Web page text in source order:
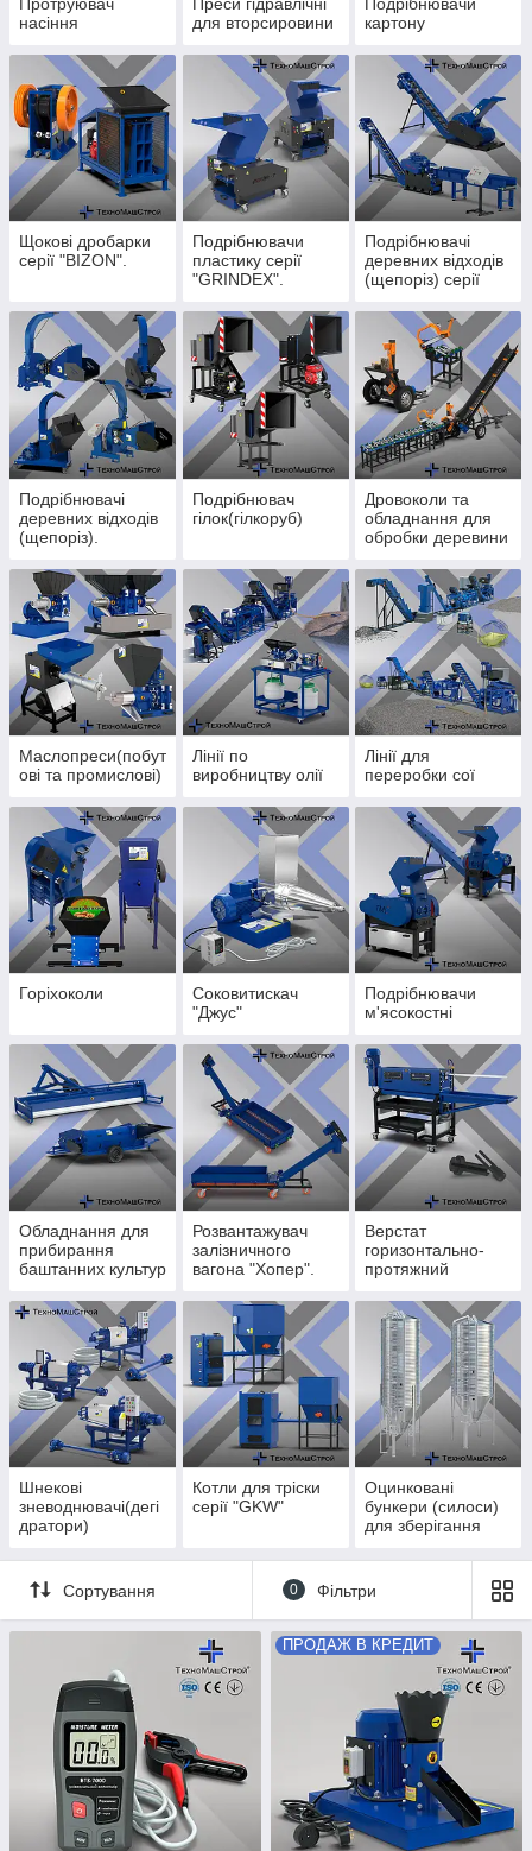
Протруювач
насіння
Преси гідравлічні
для вторсировини
Подрібнювачи
картону
Щокові дробарки
серії "BIZON".
Подрібнювачи
пластику серії
"GRINDEX".
Подрібнювачі
деревних відходів
(щепоріз) серії
Подрібнювачі
деревних відходів
(щепоріз).
Подрібнювач
гілок(гілкоруб)
Дровоколи та
обладнання для
обробки деревини
Маслопреси(побут
ові та промислові)
Лінії по
виробництву олії
Лінії для
переробки сої
Горіхоколи
Соковитискач
"Джус"
Подрібнювачи
м'ясокостні
Обладнання для
прибирання
баштанних культур
Розвантажувач
залізничного
вагона "Хопер".
Верстат
горизонтально-
протяжний
Шнекові
зневоднювачі(дегі
дратори)
Котли для тріски
серії "GKW"
Оцинковані
бункери (силоси)
для зберігання
Сортування 0 Фільтри
ПРОДАЖ В КРЕДИТ